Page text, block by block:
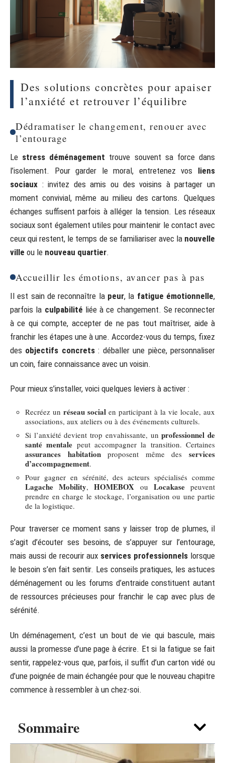
Sommaire
Des solutions concrètes pour apaiser
l’anxiété et retrouver l’équilibre
Dédramatiser le changement, renouer avec
l’entourage
Le stress déménagement trouve souvent sa force dans
l’isolement. Pour garder le moral, entretenez vos liens
sociaux : invitez des amis ou des voisins à partager un
moment convivial, même au milieu des cartons. Quelques
échanges suffisent parfois à alléger la tension. Les réseaux
sociaux sont également utiles pour maintenir le contact avec
ceux qui restent, le temps de se familiariser avec la nouvelle
ville ou le nouveau quartier.
Accueillir les émotions, avancer pas à pas
Il est sain de reconnaître la peur, la fatigue émotionnelle,
parfois la culpabilité liée à ce changement. Se reconnecter
à ce qui compte, accepter de ne pas tout maîtriser, aide à
franchir les étapes une à une. Accordez-vous du temps, fixez
des objectifs concrets: déballer une pièce, personnaliser
un coin, faire connaissance avec un voisin.
Pour mieux s’installer, voici quelques leviers à activer :
Recréez un réseau social en participant à la vie locale, aux
associations, aux ateliers ou à des événements culturels.
Si l’anxiété devient trop envahissante, unprofessionnel de
santé mentale peut accompagner la transition. Certaines
assurances habitationproposent même desservices
d’accompagnement.
Pour gagner en sérénité, des acteurs spécialisés comme
Lagache Mobility,HOMEBOX ou Locakasepeuvent
prendre en charge le stockage, l’organisation ou une partie
de la logistique.
Pour traverser ce moment sans y laisser trop de plumes, il
s’agit d’écouter ses besoins, de s’appuyer sur l’entourage,
mais aussi de recourir aux services professionnels lorsque
le besoin s’en fait sentir. Les conseils pratiques, les astuces
déménagement ou les forums d’entraide constituent autant
de ressources précieuses pour franchir le cap avec plus de
sérénité.
Un déménagement, c’est un bout de vie qui bascule, mais
aussi la promesse d’une page à écrire. Et si la fatigue se fait
sentir, rappelez-vous que, parfois, il suffit d’un carton vidé ou
d’une poignée de main échangée pour que le nouveau chapitre
commence à ressembler à un chez-soi.